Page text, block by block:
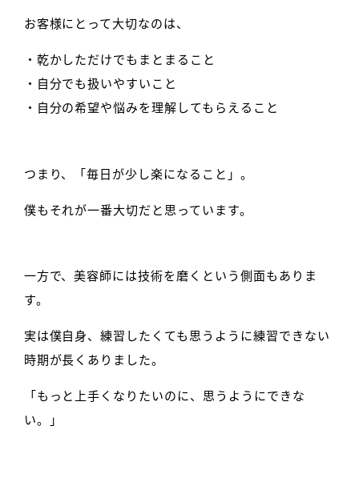
お客様にとって大切なのは、
・乾かしただけでもまとまること
・自分でも扱いやすいこと
・自分の希望や悩みを理解してもらえること
つまり、「毎日が少し楽になること」。
僕もそれが一番大切だと思っています。
一方で、美容師には技術を磨くという側面もありま
す。
実は僕自身、練習したくても思うように練習できない
時期が長くありました。
「もっと上手くなりたいのに、思うようにできな
い。」